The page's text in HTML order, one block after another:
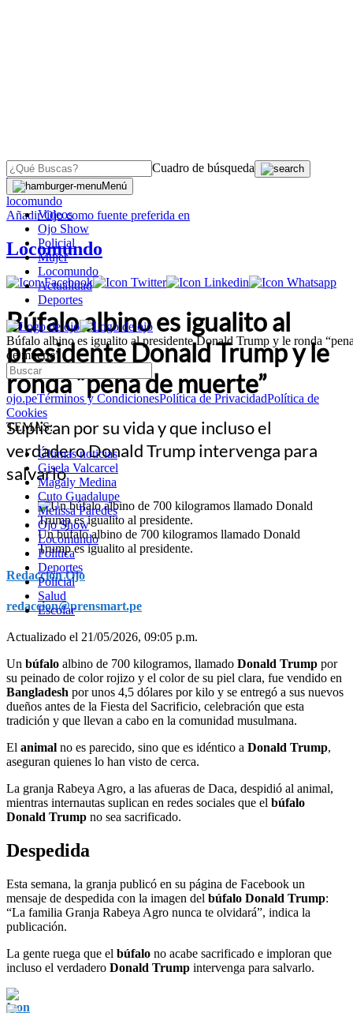
Cuadro de búsqueda
Menú
Videos
Ojo Show
Policial
Mujer
Locomundo
Actualidad
Deportes
Búfalo albino es igualito al presidente Donald Trump y le ronda
de muerte”
ojo.peTérminos y CondicionesPolítica de PrivacidadPolítica de
Cookies
TEMAS:
Últimas noticias
Gisela Valcarcel
Magaly Medina
Cuto Guadalupe
Melissa Paredes
Ojo Show
Locomundo
Política
Deportes
Policial
Salud
Escolar
OJO
locomundo
AñadirOjocomo fuente preferida en
Locomundo
Búfalo albino es igualito al
presidente Donald Trump y le
ronda “pena de muerte”
Suplican por su vida y que incluso el
verdadero Donald Trump intervenga para
salvarlo
Un búfalo albino de 700 kilogramos llamado Donald
Trump es igualito al presidente.
Redacción Ojo
redaccion@prensmart.pe
Actualizado el 21/05/2026, 09:05 p.m.
Un búfalo albino de 700 kilogramos, llamado Donald Trump por
su peinado de color rojizo y el color de su piel clara, fue vendido en
Bangladesh por unos 4,5 dólares por kilo y se entregó a sus nuevos
dueños antes de la Fiesta del Sacrificio, celebración que esta
tradición y que llevan a cabo en la comunidad musulmana.
El animal no es parecido, sino que es idéntico a Donald Trump,
aseguran quienes lo han visto de cerca.
La granja Rabeya Agro, a las afueras de Daca, despidió al animal,
mientras internautas suplican en redes sociales que el búfalo
Donald Trump no sea sacrificado.
Despedida
Esta semana, la granja publicó en su página de Facebook un
mensaje de despedida con la imagen del búfalo Donald Trump:
“La familia Granja Rabeya Agro nunca te olvidará”, indica la
publicación.
La gente ruega que el búfalo no acabe sacrificado e imploran que
incluso el verdadero Donald Trump intervenga para salvarlo.